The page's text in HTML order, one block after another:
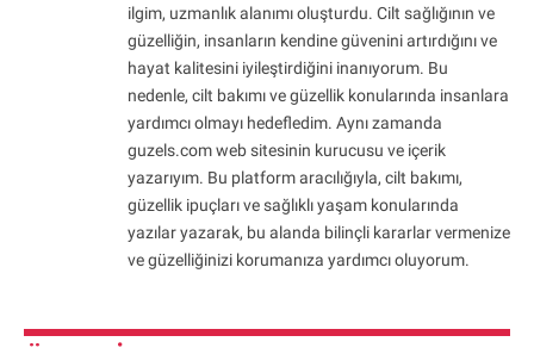
ilgim, uzmanlık alanımı oluşturdu. Cilt sağlığının ve
güzelliğin, insanların kendine güvenini artırdığını ve
hayat kalitesini iyileştirdiğini inanıyorum. Bu
nedenle, cilt bakımı ve güzellik konularında insanlara
yardımcı olmayı hedefledim. Aynı zamanda
guzels.com web sitesinin kurucusu ve içerik
yazarıyım. Bu platform aracılığıyla, cilt bakımı,
güzellik ipuçları ve sağlıklı yaşam konularında
yazılar yazarak, bu alanda bilinçli kararlar vermenize
ve güzelliğinizi korumanıza yardımcı oluyorum.